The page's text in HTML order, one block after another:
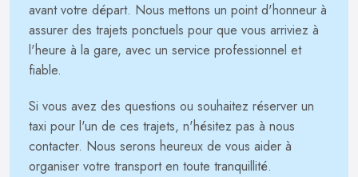
avant votre départ. Nous mettons un point d'honneur à
assurer des trajets ponctuels pour que vous arriviez à
l'heure à la gare, avec un service professionnel et
fiable.
Si vous avez des questions ou souhaitez réserver un
taxi pour l'un de ces trajets, n'hésitez pas à nous
contacter. Nous serons heureux de vous aider à
organiser votre transport en toute tranquillité.